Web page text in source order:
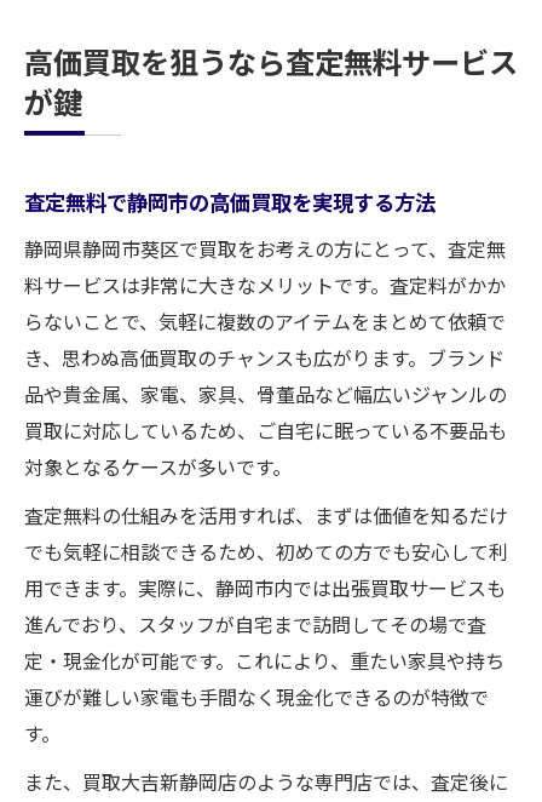
高価買取を狙うなら査定無料サービス
が鍵
査定無料で静岡市の高価買取を実現する方法
静岡県静岡市葵区で買取をお考えの方にとって、査定無
料サービスは非常に大きなメリットです。査定料がかか
らないことで、気軽に複数のアイテムをまとめて依頼で
き、思わぬ高価買取のチャンスも広がります。ブランド
品や貴金属、家電、家具、骨董品など幅広いジャンルの
買取に対応しているため、ご自宅に眠っている不要品も
対象となるケースが多いです。
査定無料の仕組みを活用すれば、まずは価値を知るだけ
でも気軽に相談できるため、初めての方でも安心して利
用できます。実際に、静岡市内では出張買取サービスも
進んでおり、スタッフが自宅まで訪問してその場で査
定・現金化が可能です。これにより、重たい家具や持ち
運びが難しい家電も手間なく現金化できるのが特徴で
す。
また、買取大吉新静岡店のような専門店では、査定後に